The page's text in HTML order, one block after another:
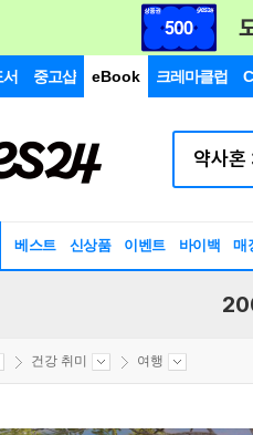
중고샵 eBook 크레마클럽
베스트 신상품 이벤트 바이백 매
건강 취미 여행